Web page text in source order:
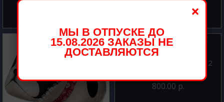
Шар из фольги Цифра 2
800.00 р.
×
МЫ В ОТПУСКЕ ДО
15.08.2026 ЗАКАЗЫ НЕ
ДОСТАВЛЯЮТСЯ